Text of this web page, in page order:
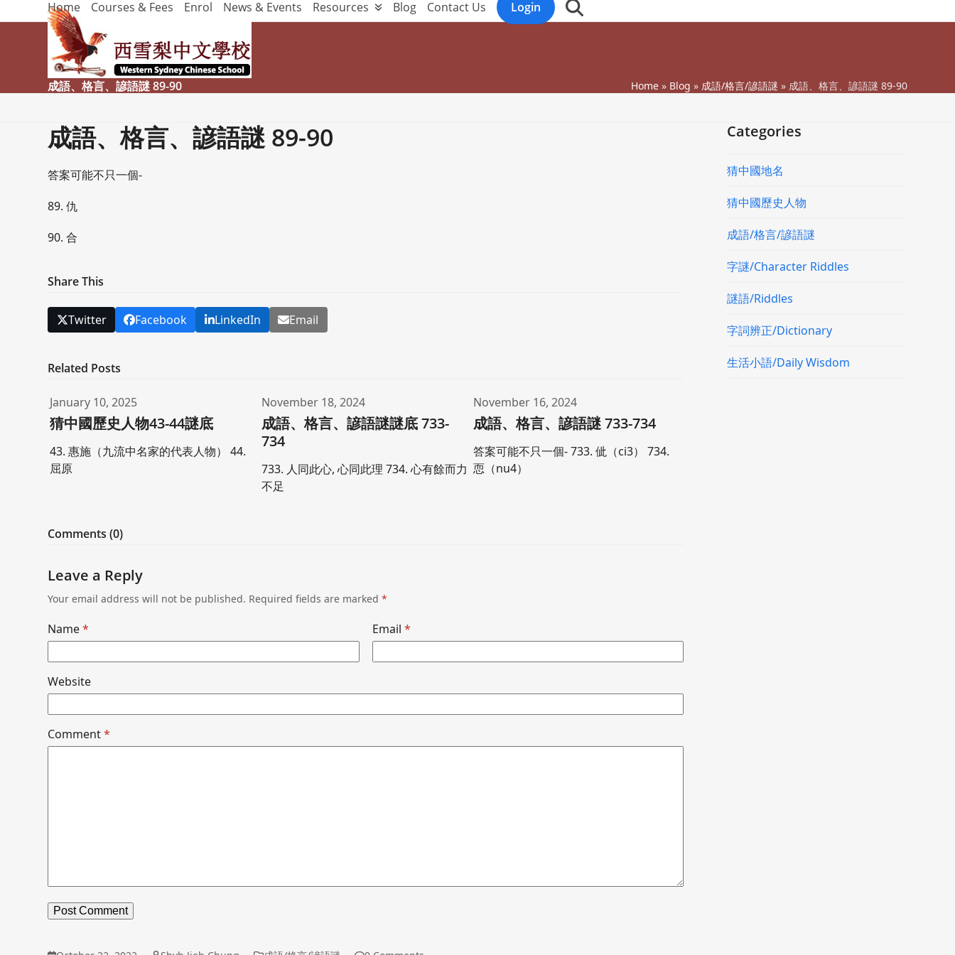
to
Home Courses & Fees Enrol News & Events Resources Blog Contact Us Login
成語、格言、諺語謎 89-90 Home» Blog » 成語/格言/諺語謎 » 成語、格言、諺語謎 89-90
成語、格言、諺語謎 89-90
答案可能不只一個-
89. 仇
90. 合
Share This
Twitter Facebook LinkedIn Email
Related Posts
January 10, 2025
猜中國歷史人物43-44謎底
43. 惠施（九流中名家的代表人物） 44.
屈原
November 18, 2024
成語、格言、諺語謎謎底 733-
734
733. 人同此心, 心同此理 734. 心有餘而力
不足
November 16, 2024
成語、格言、諺語謎 733-734
答案可能不只一個- 733. 佌（ci3） 734.
恧（nu4）
Comments (0)
Leave a Reply
Your email address will not be published. Required fields are marked*
Name* Email *
Website
Comment*
Categories
猜中國地名
猜中國歷史人物
成語/格言/諺語謎
字謎/Character Riddles
謎語/Riddles
字詞辨正/Dictionary
生活小語/Daily Wisdom